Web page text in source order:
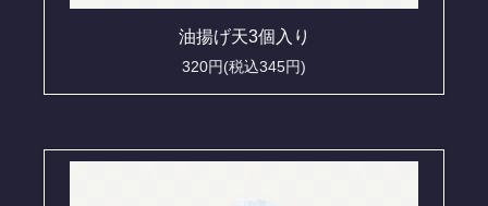
油揚げ天3個入り
320円(税込345円)